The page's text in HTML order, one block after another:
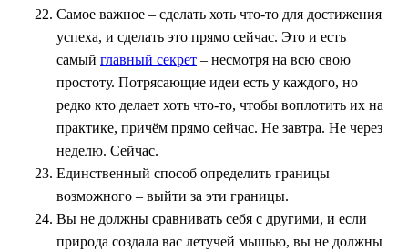
Самое важное – сделать хоть что-то для достижения
успеха, и сделать это прямо сейчас. Это и есть
самый главный секрет – несмотря на всю свою
простоту. Потрясающие идеи есть у каждого, но
редко кто делает хоть что-то, чтобы воплотить их на
практике, причём прямо сейчас. Не завтра. Не через
неделю. Сейчас.
Единственный способ определить границы
возможного – выйти за эти границы.
Вы не должны сравнивать себя с другими, и если
природа создала вас летучей мышью, вы не должны